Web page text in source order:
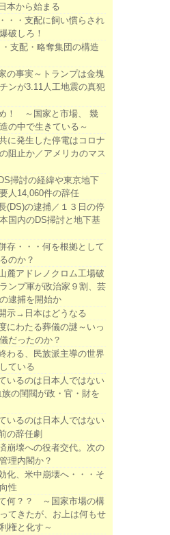
本から始まる
・・支配に飼い慣らされ
破しろ！
支配・略奪集団の構造
の事実～トランプは金塊
ンが3.11人工地震の真犯
！ ～国家と市場、 幾
の中で生きている～
に発生した停電はコロナ
阻止か／アメリカのマス
掃討の経緯や東京地下
人14,060件の辞任
(DS)の逮捕／１３日の停
国内のDS掃討と地下基
存・・・何を根拠として
のか？
麓アドレノクロム工場破
ンプ軍が政治家９割、芸
逮捕を開始か
示→日本はどうなる
にわたる葬儀の謎～いっ
だったのか？
わる、民族派主導の世界
ている
いるのは日本人ではない
の閨閥が政・官・財を
いるのは日本人ではない
の辞任劇
崩壊への役者交代。次の
理内閣か？
化、米中崩壊へ・・・そ
性
何？？ ～国家市場の構
てきたが、お上は何もせ
権と化す～